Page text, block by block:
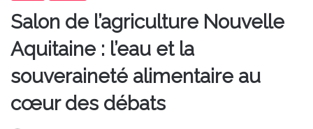
Salon de l’agriculture Nouvelle
Aquitaine : l’eau et la
souveraineté alimentaire au
cœur des débats